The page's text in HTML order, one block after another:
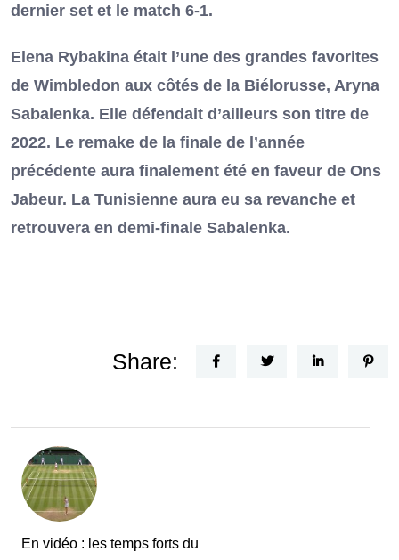
dernier set et le match 6-1.
Elena Rybakina était l’une des grandes favorites
de Wimbledon aux côtés de la Biélorusse, Aryna
Sabalenka. Elle défendait d’ailleurs son titre de
2022. Le remake de la finale de l’année
précédente aura finalement été en faveur de Ons
Jabeur. La Tunisienne aura eu sa revanche et
retrouvera en demi-finale Sabalenka.
Share:
En vidéo : les temps forts du